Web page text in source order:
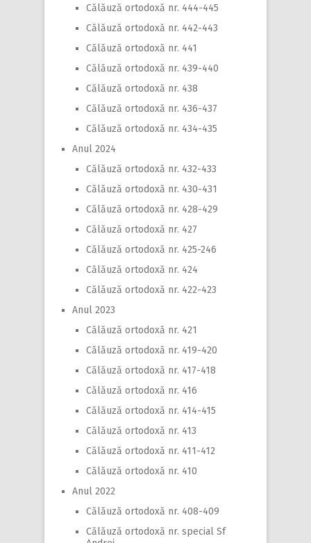
Călăuză ortodoxă nr. 444-445
Călăuză ortodoxă nr. 442-443
Călăuză ortodoxă nr. 441
Călăuză ortodoxă nr. 439-440
Călăuză ortodoxă nr. 438
Călăuză ortodoxă nr. 436-437
Călăuză ortodoxă nr. 434-435
Anul 2024
Călăuză ortodoxă nr. 432-433
Călăuză ortodoxă nr. 430-431
Călăuză ortodoxă nr. 428-429
Călăuză ortodoxă nr. 427
Călăuză ortodoxă nr. 425-246
Călăuză ortodoxă nr. 424
Călăuză ortodoxă nr. 422-423
Anul 2023
Călăuză ortodoxă nr. 421
Călăuză ortodoxă nr. 419-420
Călăuză ortodoxă nr. 417-418
Călăuză ortodoxă nr. 416
Călăuză ortodoxă nr. 414-415
Călăuză ortodoxă nr. 413
Călăuză ortodoxă nr. 411-412
Călăuză ortodoxă nr. 410
Anul 2022
Călăuză ortodoxă nr. 408-409
Călăuză ortodoxă nr. special Sf